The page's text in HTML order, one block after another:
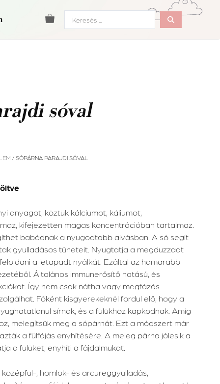
Search
...
sóval
/ SÓPÁRNA PARAJDI SÓVAL
anyagot, köztük kálciumot, káliumot,
kifejezetten magas koncentrációban tartalmaz.
babádnak a nyugodtabb alvásban. A só segít
gyulladásos tüneteit. Nyugtatja a megduzzadt
a letapadt nyálkát. Ezáltal az hamarabb
Általános immunerősítő hatású, és
Így nem csak nátha vagy megfázás
Főként kisgyerekeknél fordul elő, hogy a
sírnak, és a fülükhöz kapkodnak. Amíg
melegítsük meg a sópárnát. Ezt a módszert már
a fülfájás enyhítésére. A meleg párna jólesik a
a fülüket, enyhíti a fájdalmukat.
, homlok- és arcüreggyulladás,